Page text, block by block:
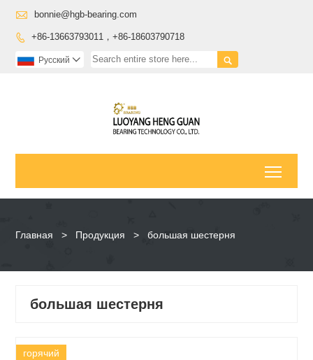
 bonnie@hgb-bearing.com
 +86-13663793011，+86-18603790718

Pусский 
Главная > Продукция > большая шестерня
большая шестерня
горячий